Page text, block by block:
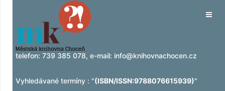
Zobrazuji výsledky1 - 1z
Přeskočit na obsah
telefon: 739 385 078, e-mail: info@knihovnachocen.cz
Vyhledávané termíny : "(ISBN/ISSN:9788076615939)"